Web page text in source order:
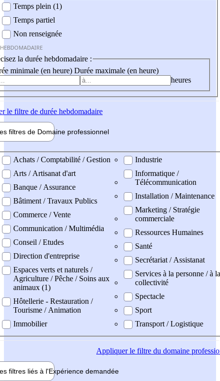
Temps plein (1)
Temps partiel
Non renseignée
la durée hebdomadaire :
minimale (en heure) Durée maximale (en heure)
heures
le filtre de durée hebdomadaire
filtres de Domaine professionnel
professionel
Achats / Comptabilité / Gestion
Arts / Artisanat d'art
Banque / Assurance
Bâtiment / Travaux Publics
Commerce / Vente
Communication / Multimédia
Conseil / Etudes
Direction d'entreprise
Espaces verts et naturels /
Agriculture / Pêche / Soins aux
animaux (1)
Hôtellerie - Restauration /
Tourisme / Animation
Immobilier
Industrie
Informatique /
Télécommunication
Installation / Maintenance
Marketing / Stratégie
commerciale
Ressources Humaines
Santé
Secrétariat / Assistanat
Services à la personne / à la
collectivité
Spectacle
Sport
Transport / Logistique
Appliquerle filtre du domaine
filtres liés à l'Expérience demandée